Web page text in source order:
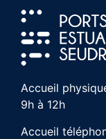
Accueil
9h à 12h
Accueil